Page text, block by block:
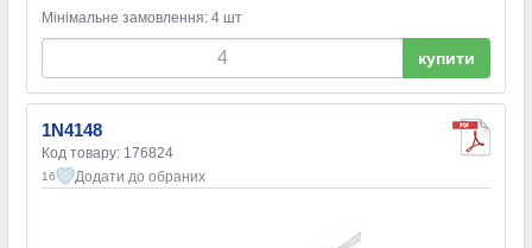
Мінімальне замовлення: 4 шт
купити
1N4148
Код товару: 176824
16 Додати до обраних